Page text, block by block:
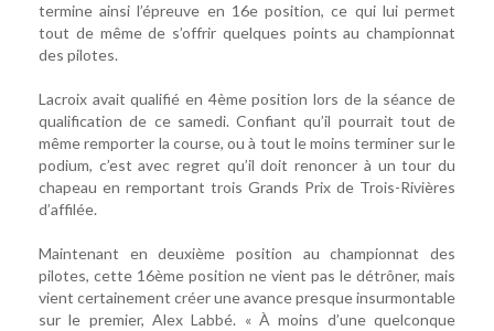
termine ainsi l’épreuve en 16e position, ce qui lui permet
tout de même de s’offrir quelques points au championnat
des pilotes.
Lacroix avait qualifié en 4ème position lors de la séance de
qualification de ce samedi. Confiant qu’il pourrait tout de
même remporter la course, ou à tout le moins terminer sur le
podium, c’est avec regret qu’il doit renoncer à un tour du
chapeau en remportant trois Grands Prix de Trois-Rivières
d’affilée.
Maintenant en deuxième position au championnat des
pilotes, cette 16ème position ne vient pas le détrôner, mais
vient certainement créer une avance presque insurmontable
sur le premier, Alex Labbé. « À moins d’une quelconque